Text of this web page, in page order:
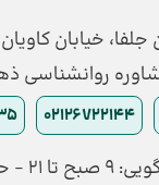
روانشناسی
02126722144
تعطیل